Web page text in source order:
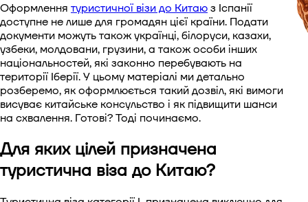
Віза до Канади
Віза до Австралії
Віза до Японії
Віза до Нової Зеландії
Віза до Китаю
Оформлення туристичної візи до Китаю з Іспанії
доступне не лише для громадян цієї країни. Подати
документи можуть також українці, білоруси, казахи,
узбеки, молдовани, грузини, а також особи інших
національностей, які законно перебувають на
території Іберії. У цьому матеріалі ми детально
розберемо, як оформлюється такий дозвіл, які вимоги
висуває китайське консульство і як підвищити шанси
на схвалення. Готові? Тоді починаємо.
Для яких цілей призначена
туристична віза до Китаю?